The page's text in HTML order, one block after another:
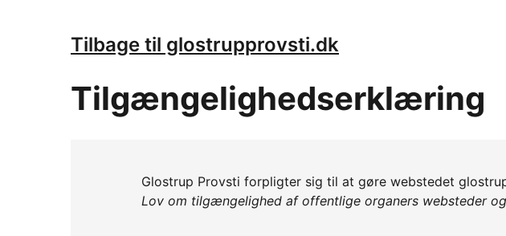
Tilbage til glostrupprovsti.dk
Tilgængelighedserklæring
Glostrup Provsti forpligter sig til at gøre webstedet
Lov om tilgængelighed af offentlige organers websteder